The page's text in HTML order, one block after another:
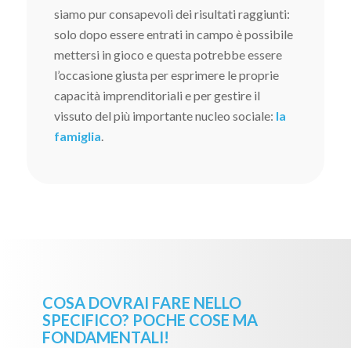
siamo pur consapevoli dei risultati raggiunti:
solo dopo essere entrati in campo è possibile
mettersi in gioco e questa potrebbe essere
l’occasione giusta per esprimere le proprie
capacità imprenditoriali e per gestire il
vissuto del più importante nucleo sociale: la
famiglia.
COSA DOVRAI FARE NELLO
SPECIFICO? POCHE COSE MA
FONDAMENTALI!